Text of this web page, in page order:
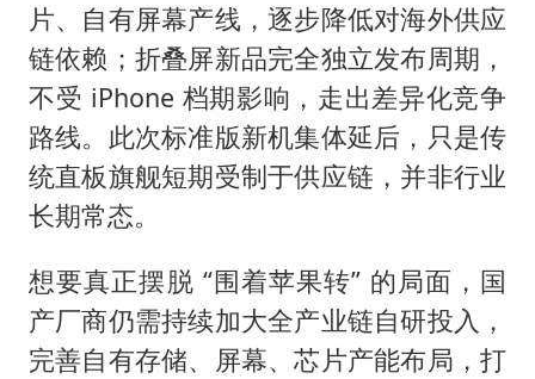
片、自有屏幕产线，逐步降低对海外供应
链依赖；折叠屏新品完全独立发布周期，
不受 iPhone 档期影响，走出差异化竞争
路线。此次标准版新机集体延后，只是传
统直板旗舰短期受制于供应链，并非行业
长期常态。
想要真正摆脱 “围着苹果转” 的局面，国
产厂商仍需持续加大全产业链自研投入，
完善自有存储、屏幕、芯片产能布局，打